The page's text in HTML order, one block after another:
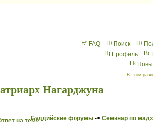
FAQ Поиск
Профиль
В этом
Нагарджуна
Буддийские форумы -> Семинар по